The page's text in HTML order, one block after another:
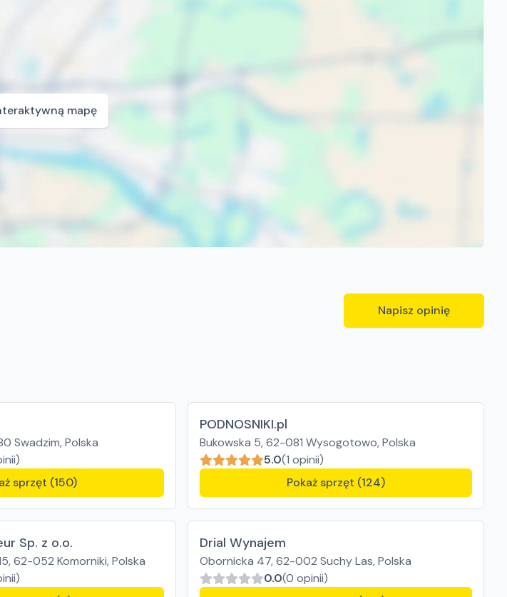
mapę
Napisz opinię
Swadzim, Polska
sprzęt (150)
PODNOSNIKI.pl
Bukowska 5, 62-081 Wysogotowo, Polska
5.0(1 opinii)
Pokaż sprzęt (124)
Sp. z o.o.
62-052 Komorniki, Polska
Drial Wynajem
Obornicka 47, 62-002 Suchy Las, Polska
0.0(0 opinii)